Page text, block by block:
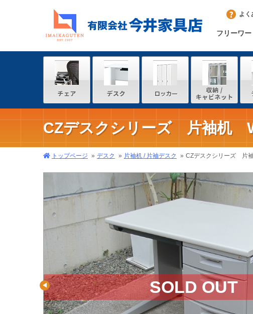
よく
フリーワ
CZデスクシリーズ 片袖机
トップページ デスク 片袖机 / 片袖デスク CZデスクシリーズ